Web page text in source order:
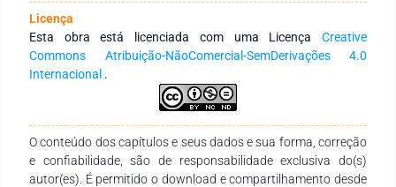
condutividade, turbidez, concentração de cloreto (Cℓ-), de
cálcio(Ca2+), de magnésio (Mg2+), de sódio(Na+) e potássio
(K+): Os resultados das análises físico químicas
demonstraram que as lagoas Paulino e Mucuri apresentaram
maior índice de sódio e condutividade e, como estão
localizadas na área central de Sete Lagoas, podem ter sido
Brejão apresentou elevados valores de potássio, que podem
estar relacionados com a atividade agrícola desenvolvida em
seu entorno. No contexto da extensão universitária os
Licença
Esta obra está licenciada com uma Licença Creative
Commons Atribuição-NãoComercial-SemDerivações 4.0
Internacional .
O conteúdo dos capítulos e seus dados e sua forma, correção
e confiabilidade, são de responsabilidade exclusiva do(s)
autor(es). É permitido o download e compartilhamento desde